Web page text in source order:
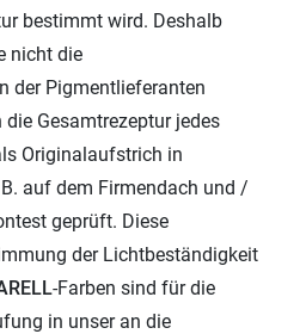
bestimmt wird. Deshalb
nicht die
der Pigmentlieferanten
Gesamtrezeptur jedes
Originalaufstrich in
auf dem Firmendach und /
geprüft. Diese
der Lichtbeständigkeit
-Farben sind für die
in unser an die